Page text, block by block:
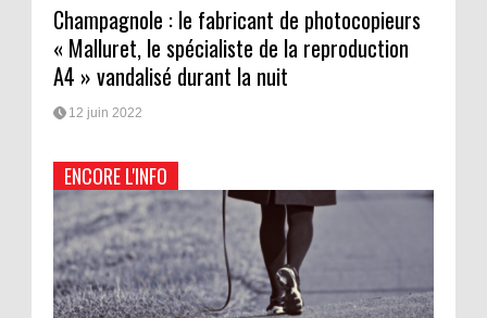
Champagnole : le fabricant de photocopieurs
« Malluret, le spécialiste de la reproduction
A4 » vandalisé durant la nuit
12 juin 2022
ENCORE L'INFO